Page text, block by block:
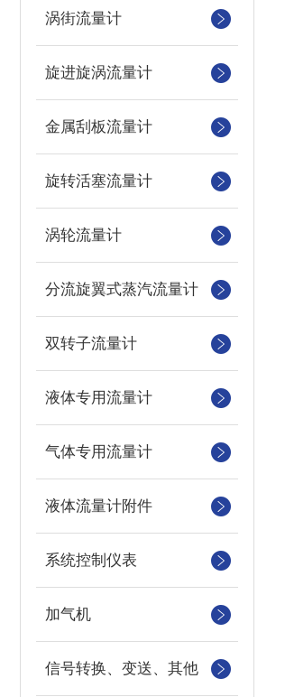
涡街流量计
旋进旋涡流量计
金属刮板流量计
旋转活塞流量计
涡轮流量计
分流旋翼式蒸汽流量计
双转子流量计
液体专用流量计
气体专用流量计
液体流量计附件
系统控制仪表
加气机
信号转换、变送、其他